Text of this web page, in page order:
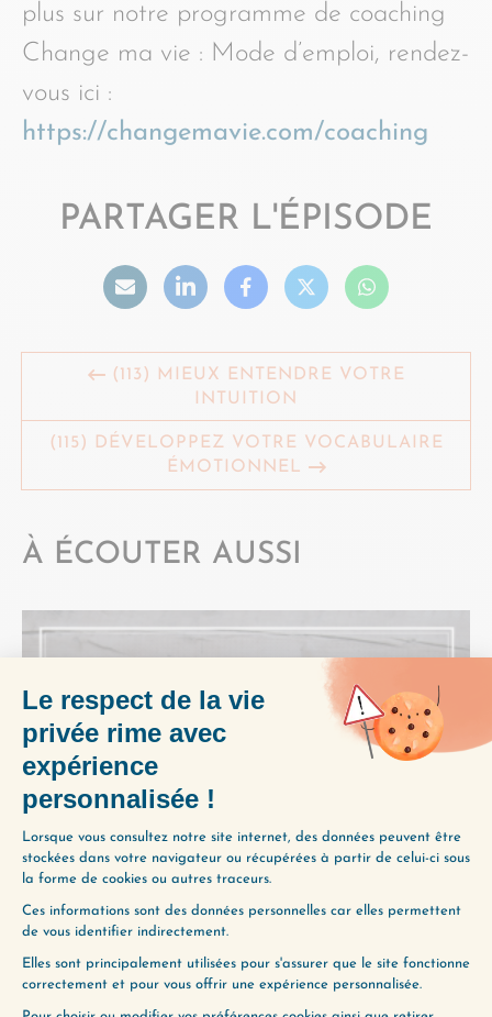
plus sur notre programme de coaching
Change ma vie : Mode d’emploi, rendez-
vous ici :
https://changemavie.com/coaching
PARTAGER L'ÉPISODE
(113) MIEUX ENTENDRE VOTRE
INTUITION
(115) DÉVELOPPEZ VOTRE VOCABULAIRE
ÉMOTIONNEL
À ÉCOUTER AUSSI